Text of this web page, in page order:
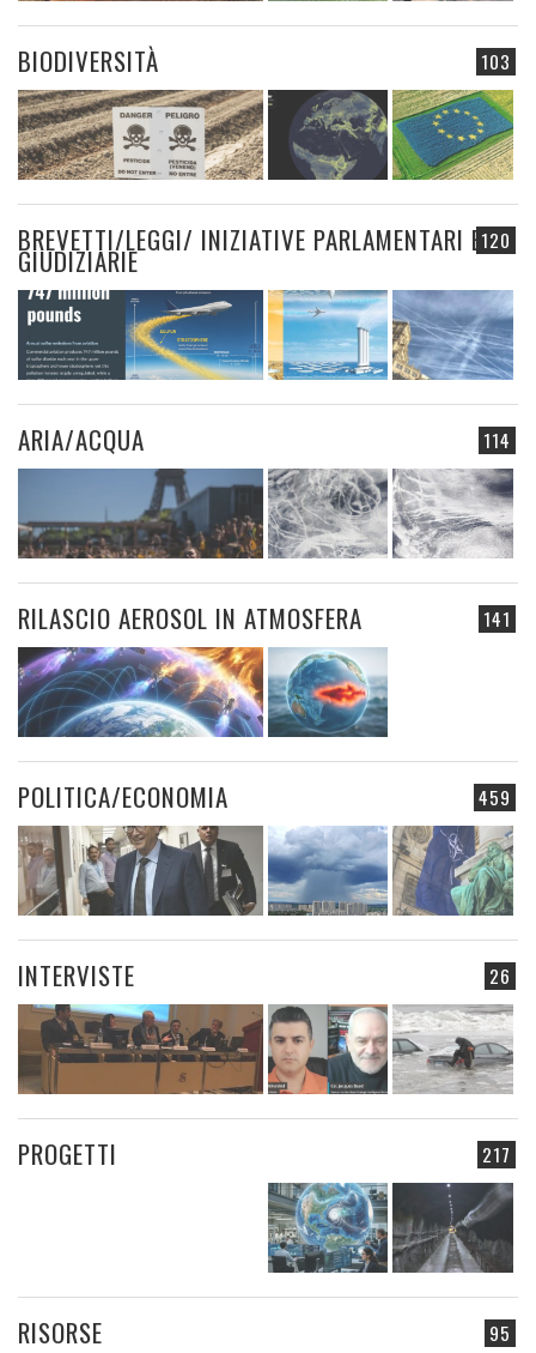
103
BIODIVERSITÀ
120
BREVETTI/LEGGI/ INIZIATIVE PARLAMENTARI E
GIUDIZIARIE
114
ARIA/ACQUA
141
RILASCIO AEROSOL IN ATMOSFERA
459
POLITICA/ECONOMIA
26
INTERVISTE
217
PROGETTI
95
RISORSE